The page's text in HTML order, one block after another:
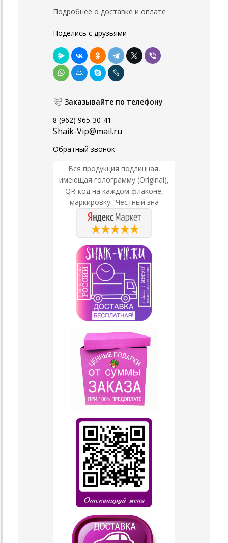
Подробнее о доставке и оплате
Поделись с друзьями
Заказывайте по телефону
8 (962) 965-30-41
Shaik-Vip@mail.ru
Обратный звонок
Вся продукция подлинная,
имеющая голограмму (Original),
QR-код на каждом флаконе,
маркировку "Честный зна